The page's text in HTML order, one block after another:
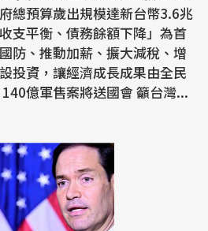
總預算歲出規模達新台幣3.6兆
支平衡、債務餘額下降」為首
防、推動加薪、擴大減稅、增
投資，讓經濟成長成果由全民
：140億軍售案將送國會 籲台灣...